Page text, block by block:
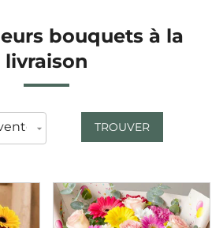
bouquets à la
livraison
TROUVER